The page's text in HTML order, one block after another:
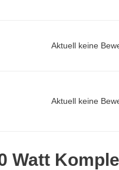
Aktuell keine
Aktuell keine
Watt